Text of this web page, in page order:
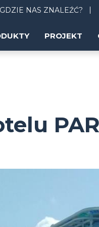
GDZIE NAS ZNALEŹĆ?
PROJEKT